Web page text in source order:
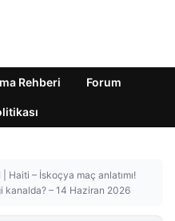
Rehberi Forum
| Haiti – İskoçya maç anlatımı!
kanalda? – 14 Haziran 2026